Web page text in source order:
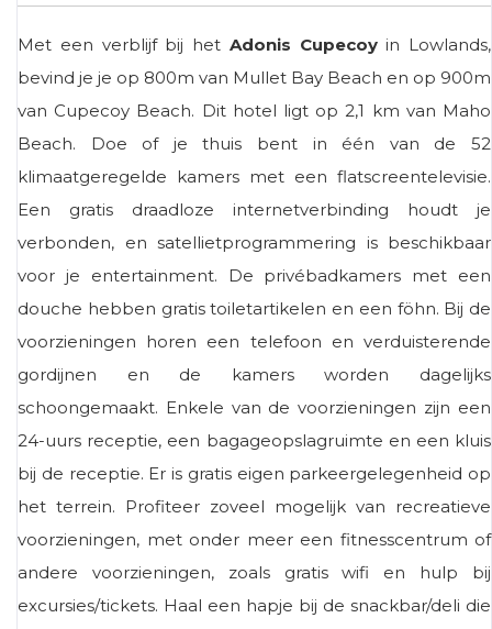
Met een verblijf bij het Adonis Cupecoyin Lowlands,
bevind je je op 800m van Mullet Bay Beach en op 900m
van Cupecoy Beach. Dit hotel ligt op 2,1 km van Maho
Beach. Doe of je thuis bent in één van de 52
klimaatgeregelde kamers met een flatscreentelevisie.
Een gratis draadloze internetverbinding houdt je
verbonden, en satellietprogrammering is beschikbaar
voor je entertainment. De privébadkamers met een
douche hebben gratis toiletartikelen en een föhn. Bij de
voorzieningen horen een telefoon en verduisterende
gordijnen en de kamers worden dagelijks
schoongemaakt. Enkele van de voorzieningen zijn een
24-uurs receptie, een bagageopslagruimte en een kluis
bij de receptie. Er is gratis eigen parkeergelegenheid op
het terrein. Profiteer zoveel mogelijk van recreatieve
voorzieningen, met onder meer een fitnesscentrum of
andere voorzieningen, zoals gratis wifi en hulp bij
excursies/tickets. Haal een hapje bij de snackbar/deli die